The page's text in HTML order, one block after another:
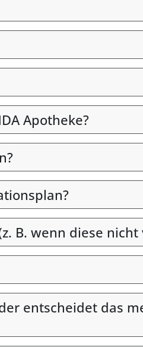
Apotheke?
B. wenn diese
entscheidet das